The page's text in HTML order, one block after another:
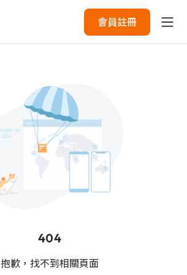
會員註冊
404
抱歉，找不到相關頁面